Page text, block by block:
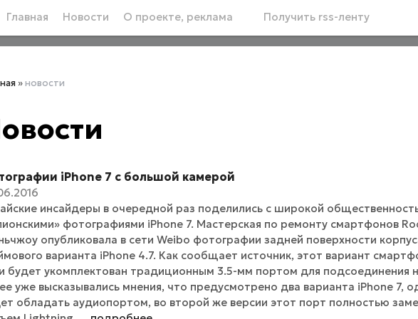
Главная Новости О проекте, реклама Получить rss-ленту
»новости
iPhone 7 с большой камерой
инсайдеры в очередной раз поделились с широкой
фотографиями iPhone 7. Мастерская по ремонту смартфонов
опубликовала в сети Weibo фотографии задней поверхности
варианта iPhone 4.7. Как сообщает источник, этот вариант
будет укомплектован традиционным 3.5-мм портом для подсоединения
уже высказывались мнения, что предусмотрено два варианта iPhone 7,
обладать аудиопортом, во второй же версии этот порт полностью